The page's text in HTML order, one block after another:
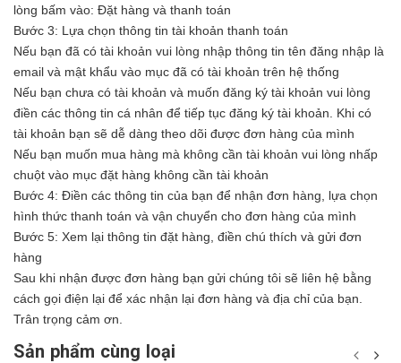
lòng bấm vào: Đặt hàng và thanh toán
Bước 3: Lựa chọn thông tin tài khoản thanh toán
Nếu bạn đã có tài khoản vui lòng nhập thông tin tên đăng nhập là
email và mật khẩu vào mục đã có tài khoản trên hệ thống
Nếu bạn chưa có tài khoản và muốn đăng ký tài khoản vui lòng
điền các thông tin cá nhân để tiếp tục đăng ký tài khoản. Khi có
tài khoản bạn sẽ dễ dàng theo dõi được đơn hàng của mình
Nếu bạn muốn mua hàng mà không cần tài khoản vui lòng nhấp
chuột vào mục đặt hàng không cần tài khoản
Bước 4: Điền các thông tin của bạn để nhận đơn hàng, lựa chọn
hình thức thanh toán và vận chuyển cho đơn hàng của mình
Bước 5: Xem lại thông tin đặt hàng, điền chú thích và gửi đơn
hàng
Sau khi nhận được đơn hàng bạn gửi chúng tôi sẽ liên hệ bằng
cách gọi điện lại để xác nhận lại đơn hàng và địa chỉ của bạn.
Trân trọng cảm ơn.
Sản phẩm cùng loại